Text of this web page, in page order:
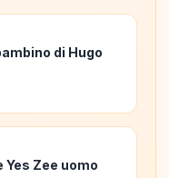
di Hugo
Yes Zee uomo